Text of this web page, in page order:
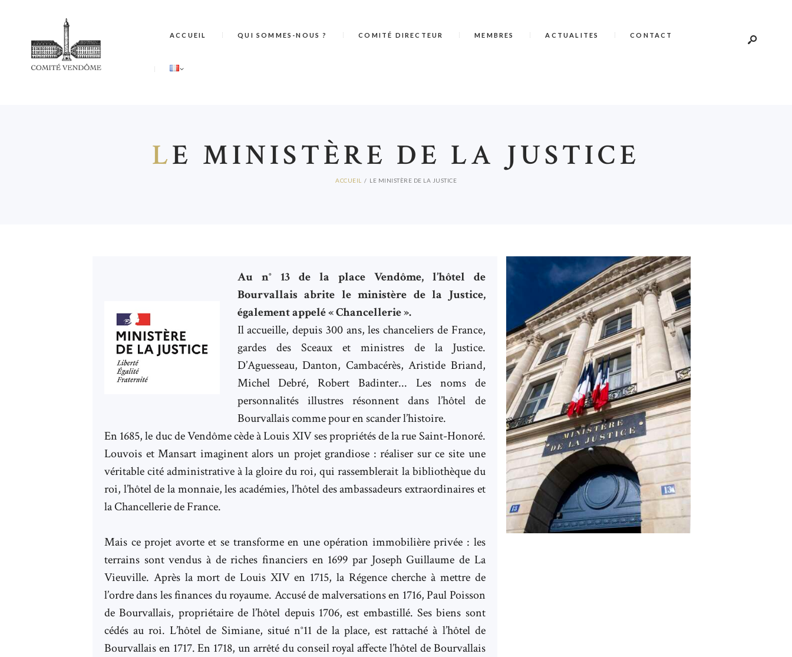
ACCUEIL QUI SOMMES-NOUS ? COMITÉ DIRECTEUR MEMBRES ACTUALITES CONTACT
LE MINISTÈRE DE LA JUSTICE
ACCUEIL LE MINISTÈRE DE LA JUSTICE
Au n° 13 de la place Vendôme, l’hôtel de
Bourvallais abrite le ministère de la Justice,
également appelé « Chancellerie ».
Il accueille, depuis 300 ans, les chanceliers de France,
gardes des Sceaux et ministres de la Justice.
D’Aguesseau, Danton, Cambacérès, Aristide Briand,
Michel Debré, Robert Badinter... Les noms de
personnalités illustres résonnent dans l’hôtel de
Bourvallais comme pour en scander l’histoire.
En 1685, le duc de Vendôme cède à Louis XIV ses propriétés de la rue Saint-Honoré.
Louvois et Mansart imaginent alors un projet grandiose : réaliser sur ce site une
véritable cité administrative à la gloire du roi, qui rassemblerait la bibliothèque du
roi, l’hôtel de la monnaie, les académies, l’hôtel des ambassadeurs extraordinaires et
la Chancellerie de France.
Mais ce projet avorte et se transforme en une opération immobilière privée : les
terrains sont vendus à de riches financiers en 1699 par Joseph Guillaume de La
Vieuville. Après la mort de Louis XIV en 1715, la Régence cherche à mettre de
l’ordre dans les finances du royaume. Accusé de malversations en 1716, Paul Poisson
de Bourvallais, propriétaire de l’hôtel depuis 1706, est embastillé. Ses biens sont
cédés au roi. L’hôtel de Simiane, situé n°11 de la place, est rattaché à l’hôtel de
Bourvallais en 1717. En 1718, un arrêté du conseil royal affecte l’hôtel de Bourvallais